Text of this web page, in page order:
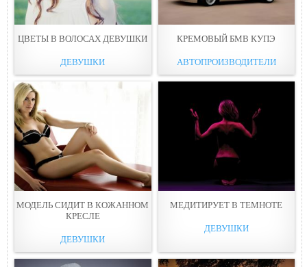
ЦВЕТЫ В ВОЛОСАХ ДЕВУШКИ
ДЕВУШКИ
КРЕМОВЫЙ БМВ КУПЭ
АВТОПРОИЗВОДИТЕЛИ
МОДЕЛЬ СИДИТ В КОЖАННОМ
КРЕСЛЕ
ДЕВУШКИ
МЕДИТИРУЕТ В ТЕМНОТЕ
ДЕВУШКИ